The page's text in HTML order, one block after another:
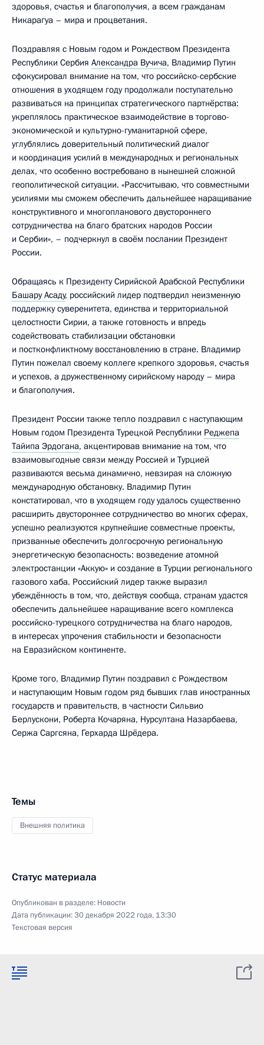
здоровья, счастья и благополучия, а всем гражданам
Никарагуа – мира и процветания.
Поздравляя с Новым годом и Рождеством Президента
Республики Сербия Александра Вучича, Владимир Путин
сфокусировал внимание на том, что российско-сербские
отношения в уходящем году продолжали поступательно
развиваться на принципах стратегического партнёрства:
укреплялось практическое взаимодействие в торгово-
экономической и культурно-гуманитарной сфере,
углублялись доверительный политический диалог
и координация усилий в международных и региональных
делах, что особенно востребовано в нынешней сложной
геополитической ситуации. «Рассчитываю, что совместными
усилиями мы сможем обеспечить дальнейшее наращивание
конструктивного и многопланового двустороннего
сотрудничества на благо братских народов России
и Сербии», – подчеркнул в своём послании Президент
России.
Обращаясь к Президенту Сирийской Арабской Республики
Башару Асаду, российский лидер подтвердил неизменную
поддержку суверенитета, единства и территориальной
целостности Сирии, а также готовность и впредь
содействовать стабилизации обстановки
и постконфликтному восстановлению в стране. Владимир
Путин пожелал своему коллеге крепкого здоровья, счастья
и успехов, а дружественному сирийскому народу – мира
и благополучия.
Президент России также тепло поздравил с наступающим
Новым годом Президента Турецкой Республики Реджепа
Тайипа Эрдогана, акцентировав внимание на том, что
взаимовыгодные связи между Россией и Турцией
развиваются весьма динамично, невзирая на сложную
международную обстановку. Владимир Путин
констатировал, что в уходящем году удалось существенно
расширить двустороннее сотрудничество во многих сферах,
успешно реализуются крупнейшие совместные проекты,
призванные обеспечить долгосрочную региональную
энергетическую безопасность: возведение атомной
электростанции «Аккую» и создание в Турции регионального
газового хаба. Российский лидер также выразил
убеждённость в том, что, действуя сообща, странам удастся
обеспечить дальнейшее наращивание всего комплекса
российско-турецкого сотрудничества на благо народов,
в интересах упрочения стабильности и безопасности
на Евразийском континенте.
Кроме того, Владимир Путин поздравил с Рождеством
и наступающим Новым годом ряд бывших глав иностранных
государств и правительств, в частности Сильвио
Берлускони, Роберта Кочаряна, Нурсултана Назарбаева,
Сержа Саргсяна, Герхарда Шрёдера.
Темы
Внешняя политика
Статус материала
Опубликован в разделе: Новости
Дата публикации:30 декабря 2022 года, 13:30
Текстовая версия